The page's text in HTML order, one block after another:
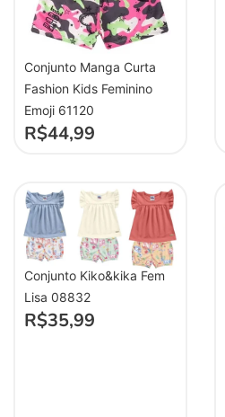
Conjunto Manga Curta
Fashion Kids Feminino
Emoji 61120
R$44,99
Conjunto Kiko&kika Fem
Lisa 08832
R$35,99